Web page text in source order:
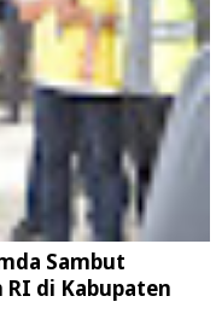
Sambut
RI di Kabupaten